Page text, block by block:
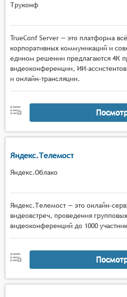
Труконф
TrueConf Server — это платформа
корпоративных коммуникаций и
едином решении предлагаются 4К
видеоконференции, ИИ-
и онлайн-трансляции.
Яндекс.Телемост
Яндекс.Облако
Яндекс.Телемост — это онлайн-
видеовстреч, проведения
видеоконференций до 1000